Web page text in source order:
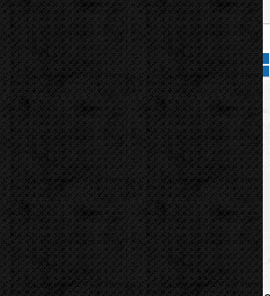
Přidat do košíku